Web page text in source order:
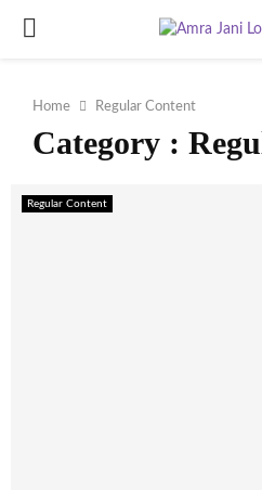
PRIMARY
Home Regular Content
Category :
Regular Content